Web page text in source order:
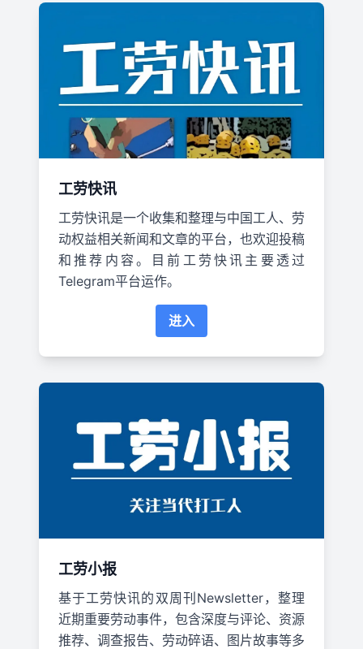
工劳快讯
工劳快讯是一个收集和整理与中国工人、劳
动权益相关新闻和文章的平台，也欢迎投稿
和推荐内容。目前工劳快讯主要透过
Telegram平台运作。
进入
工劳小报
基于工劳快讯的双周刊Newsletter，整理
近期重要劳动事件，包含深度与评论、资源
推荐、调查报告、劳动碎语、图片故事等多